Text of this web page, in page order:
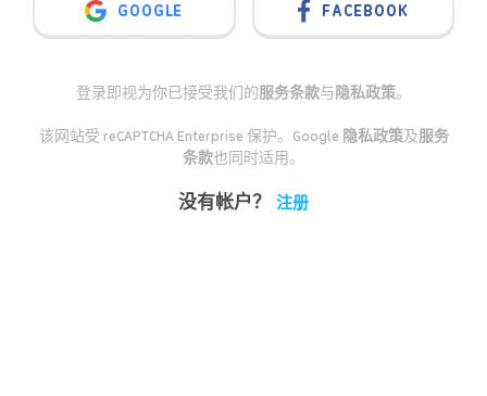
GOOGLE FACEBOOK
登录即视为你已接受我们的服务条款与隐私政策。
该网站受 reCAPTCHA Enterprise 保护。Google 隐私政策及服务
条款也同时适用。
没有帐户？ 注册